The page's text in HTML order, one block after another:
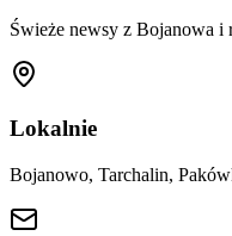
Świeże newsy z Bojanowa i
Lokalnie
Bojanowo, Tarchalin,